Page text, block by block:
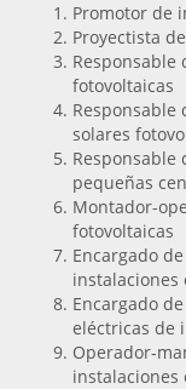
Promotor de
Proyectista
Responsable
fotovoltaicas
solares
Responsable
pequeñas
Montador-
fotovoltaicas
Encargado
instalaciones
Encargado
eléctricas de
Operador-
instalaciones